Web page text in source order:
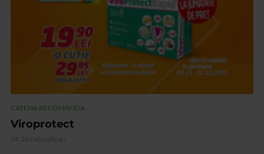
CATENA RECOMANDA
Viroprotect
74.269 vizualizari